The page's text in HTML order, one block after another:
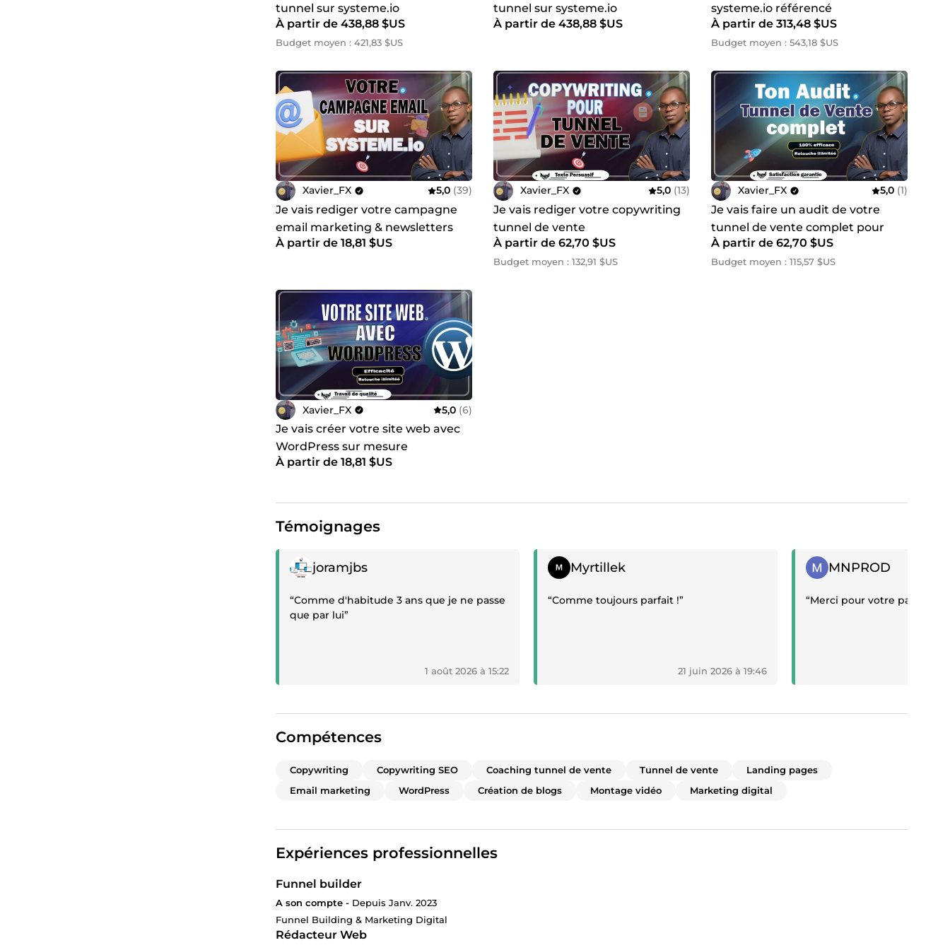
tunnel sur systeme.io
À partir de 438,88 $US
Budget moyen : 421,83 $US
tunnel sur systeme.io
À partir de 438,88 $US
systeme.io référencé
À partir de 313,48 $US
Budget moyen : 543,18 $US
Xavier_FX 5,0 (39)
Je vais rediger votre campagne
email marketing & newsletters
systeme.io
À partir de 18,81 $US
Xavier_FX 5,0 (13)
Je vais rediger votre copywriting
tunnel de vente
À partir de 62,70 $US
Budget moyen : 132,91 $US
Xavier_FX 5,0 (1)
Je vais faire un audit de votre
tunnel de vente complet pour
booster vos conversions
À partir de 62,70 $US
Budget moyen : 115,57 $US
Xavier_FX 5,0 (6)
Je vais créer votre site web avec
WordPress sur mesure
À partir de 18,81 $US
Témoignages
Témoignage positif
joramjbs
“Comme d'habitude 3 ans que je ne passe
que par lui”
1 août 2026 à 15:22
Témoignage positif
Myrtillek
“Comme toujours parfait !”
21 juin 2026 à 19:46
Témoignage positif
MNPROD
“Merci pour votre patience
Compétences
Copywriting Copywriting SEO Coaching tunnel de vente Tunnel de vente
Landing pages
Email marketing
WordPress Création de blogs Montage vidéo Marketing digital
Expériences professionnelles
Funnel builder
A son compte - Depuis Janv. 2023
Funnel Building & Marketing Digital
Rédacteur Web